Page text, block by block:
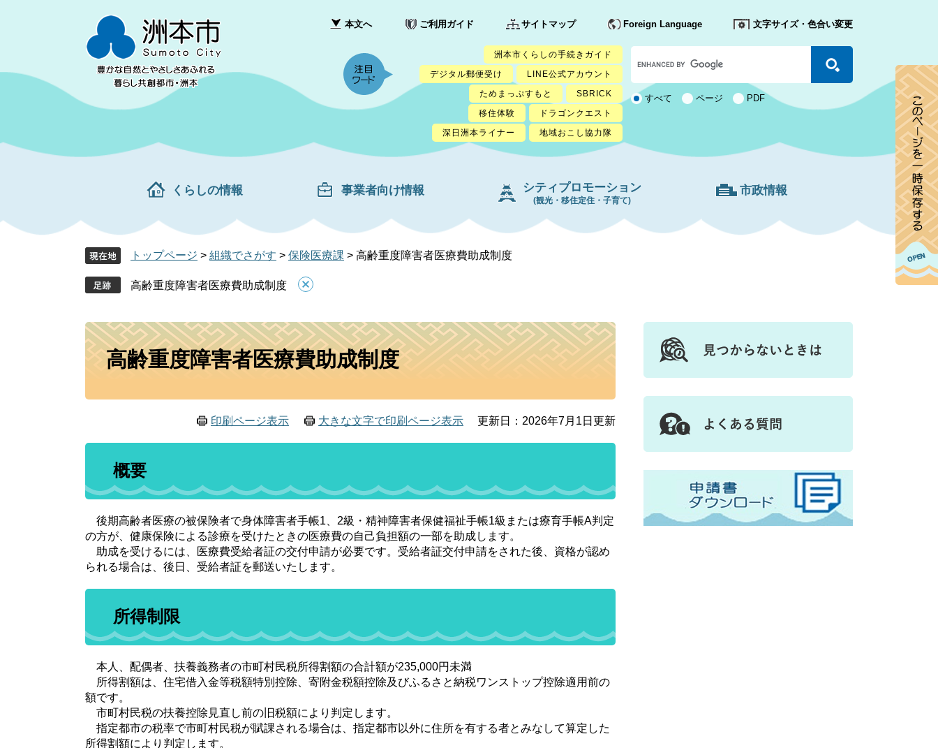
先
を
て
本文へ ご利用ガイド サイトマップ Foreign Language 文字サイズ・色合い変更
洲本市くらしの手続きガイド
デジタル郵便受け
LINE公式アカウント
ためまっぷすもと
SBRICK
移住体験
ドラゴンクエスト
深日洲本ライナー
地域おこし協力隊
カ
ス
タ
ム
検 すべて ページ PDF
くらしの情報 事業者向け情報 シティプロモーション
(観光・移住定住・子育て)
市政情報
トップページ > 組織でさがす > 保険医療課 > 高齢重度障害者医療費助成制度
高齢重度障害者医療費助成制度
本
高齢重度障害者医療費助成制度
印刷ページ表示 大きな文字で印刷ページ表示 更新日：2026年7月1日更新
概要
後期高齢者医療の被保険者で身体障害者手帳1、2級・精神障害者保健福祉手帳1級または療育手帳A判定
の方が、健康保険による診療を受けたときの医療費の自己負担額の一部を助成します。
助成を受けるには、医療費受給者証の交付申請が必要です。受給者証交付申請をされた後、資格が認め
られる場合は、後日、受給者証を郵送いたします。
所得制限
本人、配偶者、扶養義務者の市町村民税所得割額の合計額が235,000円未満
所得割額は、住宅借入金等税額特別控除、寄附金税額控除及びふるさと納税ワンストップ控除適用前の
額です。
市町村民税の扶養控除見直し前の旧税額により判定します。
指定都市の税率で市町村民税が賦課される場合は、指定都市以外に住所を有する者とみなして算定した
所得割額により判定します。